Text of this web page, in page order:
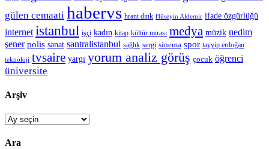
gülen cemaati habervs hrant dink Hüseyin Aldemir ifade özgürlüğü
internet istanbul işçi kadın kitap kültür mirası medya müzik nedim
şener polis sanat santralistanbul sağlık sergi sinema spor tayyip erdoğan
teknoloji tvsaire yargı yorum analiz görüş çocuk öğrenci
üniversite
Arşiv
Arşiv
Ara